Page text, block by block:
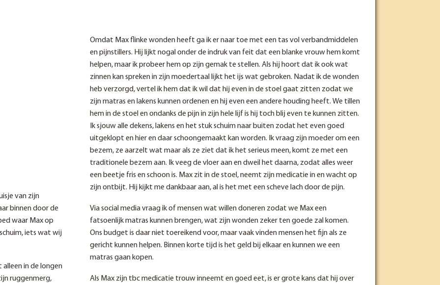
van zijn
binnen door de
waar Max op
iets wat wij
in de longen
ruggenmerg,
Omdat Max flinke wonden heeft ga ik er naar toe met een tas vol verbandmiddelen
en pijnstillers. Hij lijkt nogal onder de indruk van feit dat een blanke vrouw hem komt
helpen, maar ik probeer hem op zijn gemak te stellen. Als hij hoort dat ik ook wat
zinnen kan spreken in zijn moedertaal lijkt het ijs wat gebroken. Nadat ik de wonden
heb verzorgd, vertel ik hem dat ik wil dat hij even in de stoel gaat zitten zodat we
zijn matras en lakens kunnen ordenen en hij even een andere houding heeft. We tillen
hem in de stoel en ondanks de pijn in zijn hele lijf is hij toch blij even te kunnen zitten.
Ik sjouw alle dekens, lakens en het stuk schuim naar buiten zodat het even goed
uitgeklopt en hier en daar schoongemaakt kan worden. Ik vraag zijn moeder om een
bezem, ze aarzelt wat maar als ze ziet dat ik het serieus meen, komt ze met een
traditionele bezem aan. Ik veeg de vloer aan en dweil het daarna, zodat alles weer
een beetje fris en schoon is. Max zit in de stoel, neemt zijn medicatie in en wacht op
zijn ontbijt. Hij kijkt me dankbaar aan, al is het met een scheve lach door de pijn.
Via social media vraag ik of mensen wat willen doneren zodat we Max een
fatsoenlijk matras kunnen brengen, wat zijn wonden zeker ten goede zal komen.
Ons budget is daar niet toereikend voor, maar vaak vinden mensen het fijn als ze
gericht kunnen helpen. Binnen korte tijd is het geld bij elkaar en kunnen we een
matras gaan kopen.
Als Max zijn tbc medicatie trouw inneemt en goed eet, is er grote kans dat hij over